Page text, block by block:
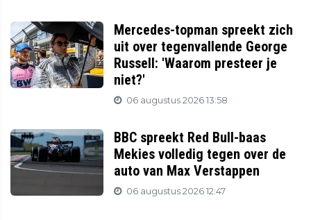
Mercedes-topman spreekt zich
uit over tegenvallende George
Russell: 'Waarom presteer je
niet?'
06 augustus 2026 13:58
BBC spreekt Red Bull-baas
Mekies volledig tegen over de
auto van Max Verstappen
06 augustus 2026 12:47